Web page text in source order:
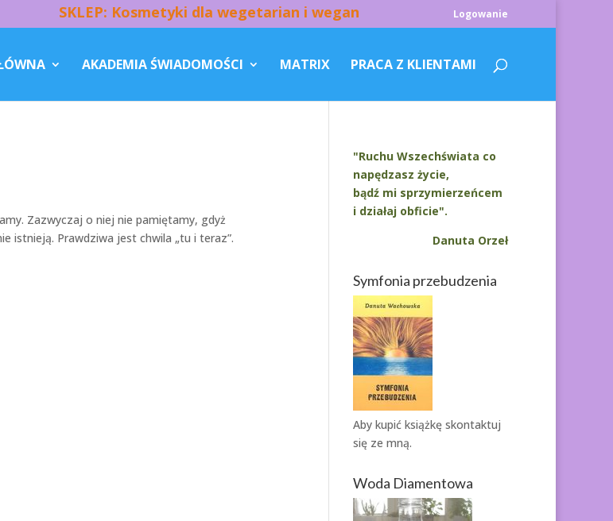
SKLEP: Kosmetyki dla wegetarian i wegan Logowanie
AKADEMIA ŚWIADOMOŚCI MATRIX PRACA Z KLIENTAMI
Zazwyczaj o niej nie pamiętamy, gdyż
istnieją. Prawdziwa jest chwila „tu i teraz”.
"Ruchu Wszechświata co
napędzasz życie,
bądź mi sprzymierzeńcem
i działaj obficie".
Danuta Orzeł
Symfonia przebudzenia
Aby kupić książkę skontaktuj
się ze mną.
Woda Diamentowa